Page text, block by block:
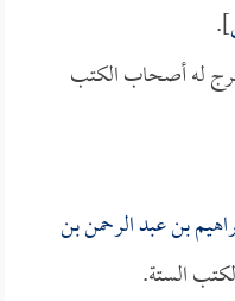
].
له أصحاب الكتب
بن عبد الرحمن بن
الستة.